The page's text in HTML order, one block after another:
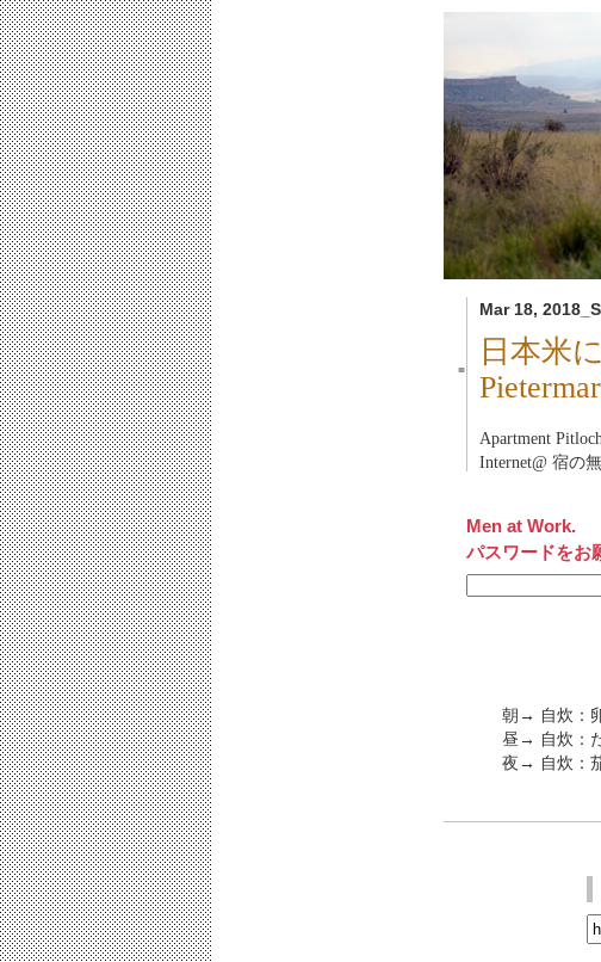
Mar 18,
■
日本米
Apartment
Internet@ 宿の
Men at Work.
パスワードをお
朝→ 自炊：
昼→ 自炊：
夜→ 自炊：